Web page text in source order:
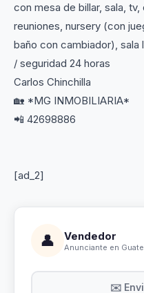
con mesa de billar, sala,
reuniones, nursery (con
baño con cambiador), sala
/ seguridad 24 horas
Carlos Chinchilla
🏡 *MG INMOBILIARIA*
📲 42698886
[ad_2]
👤 Vendedor
Anunciante en
✉️